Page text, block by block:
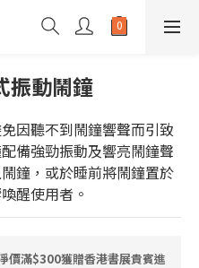
振動鬧鐘
因聽不到鬧鐘響聲而引致
備強勁振動及響亮鬧鐘聲
鐘，或於睡前將鬧鐘置於
醒使用者。
價滿$300獲贈香港書展貴賓進